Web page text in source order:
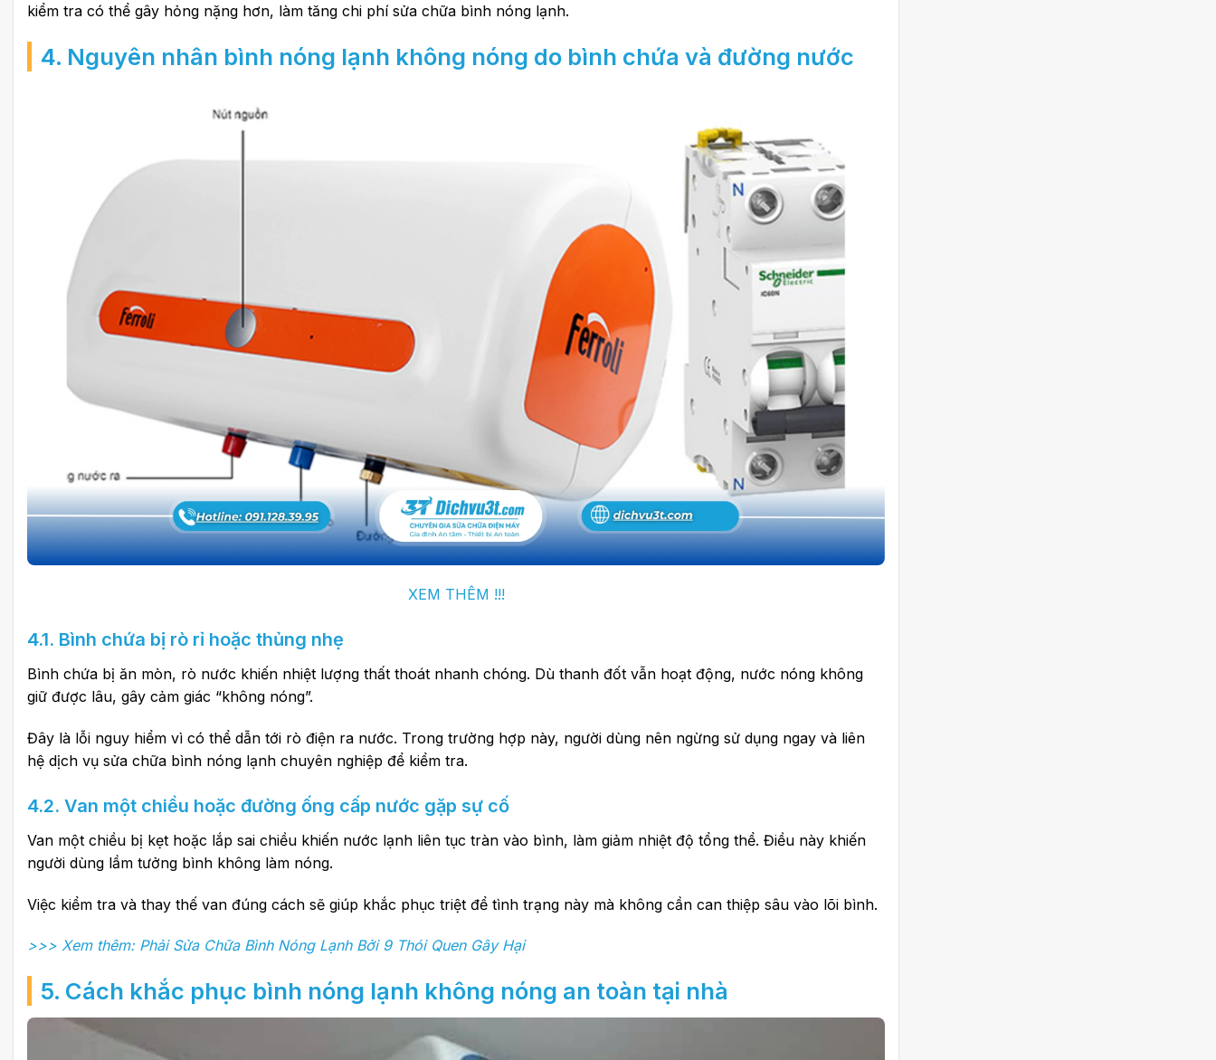
kiểm tra có thể gây hỏng nặng hơn, làm tăng chi phí sửa chữa bình nóng lạnh.
4. Nguyên nhân bình nóng lạnh không nóng do bình chứa và đường nước
XEM THÊM !!!
4.1. Bình chứa bị rò rỉ hoặc thủng nhẹ
Bình chứa bị ăn mòn, rò nước khiến nhiệt lượng thất thoát nhanh chóng. Dù thanh đốt vẫn hoạt động, nước nóng không
giữ được lâu, gây cảm giác “không nóng”.
Đây là lỗi nguy hiểm vì có thể dẫn tới rò điện ra nước. Trong trường hợp này, người dùng nên ngừng sử dụng ngay và liên
hệ dịch vụ sửa chữa bình nóng lạnh chuyên nghiệp để kiểm tra.
4.2. Van một chiều hoặc đường ống cấp nước gặp sự cố
Van một chiều bị kẹt hoặc lắp sai chiều khiến nước lạnh liên tục tràn vào bình, làm giảm nhiệt độ tổng thể. Điều này khiến
người dùng lầm tưởng bình không làm nóng.
Việc kiểm tra và thay thế van đúng cách sẽ giúp khắc phục triệt để tình trạng này mà không cần can thiệp sâu vào lõi bình.
>>> Xem thêm: Phải Sửa Chữa Bình Nóng Lạnh Bởi 9 Thói Quen Gây Hại
5. Cách khắc phục bình nóng lạnh không nóng an toàn tại nhà